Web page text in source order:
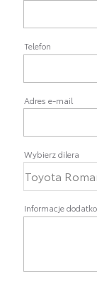
Telefon
Adres e-mail
Wybierz dilera
Informacje